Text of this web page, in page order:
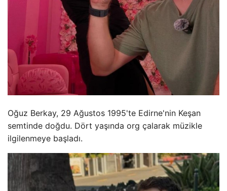
Oğuz Berkay, 29 Ağustos 1995'te Edirne'nin Keşan
semtinde doğdu. Dört yaşında org çalarak müzikle
ilgilenmeye başladı.